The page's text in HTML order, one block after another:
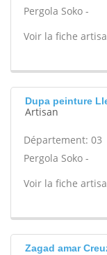
Pergola Soko -
Voir la fiche
Dupa peinture
Artisan
Département: 03
Pergola Soko -
Voir la fiche
Zagad amar